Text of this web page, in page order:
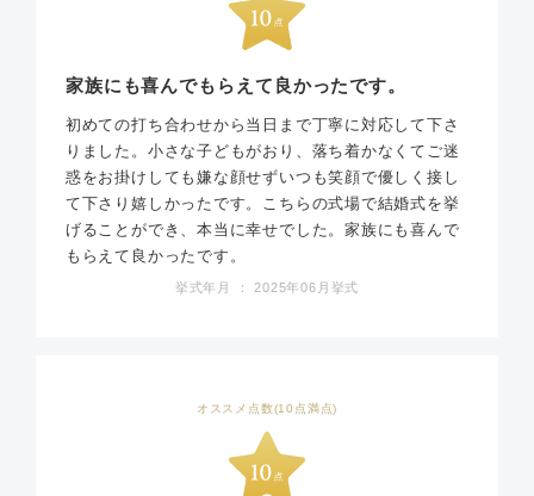
家族にも喜んでもらえて良かったです。
初めての打ち合わせから当日まで丁寧に対応して下さ
りました。小さな子どもがおり、落ち着かなくてご迷
惑をお掛けしても嫌な顔せずいつも笑顔で優しく接し
て下さり嬉しかったです。こちらの式場で結婚式を挙
げることができ、本当に幸せでした。家族にも喜んで
もらえて良かったです。
挙式年月 ： 2025年06月挙式
オススメ点数(10点満点)